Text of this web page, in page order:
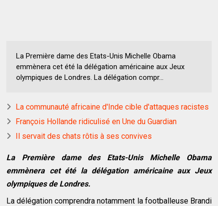
La Première dame des Etats-Unis Michelle Obama
emmènera cet été la délégation américaine aux Jeux
olympiques de Londres. La délégation compr...
La communauté africaine d'Inde cible d'attaques racistes
François Hollande ridiculisé en Une du Guardian
Il servait des chats rôtis à ses convives
La Première dame des Etats-Unis Michelle Obama
emmènera cet été la délégation américaine aux Jeux
olympiques de Londres.
La délégation comprendra notamment la footballeuse Brandi